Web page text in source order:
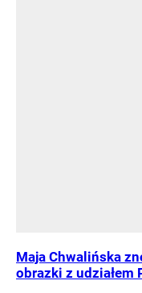
Maja Chwalińska
obrazki z udziałem